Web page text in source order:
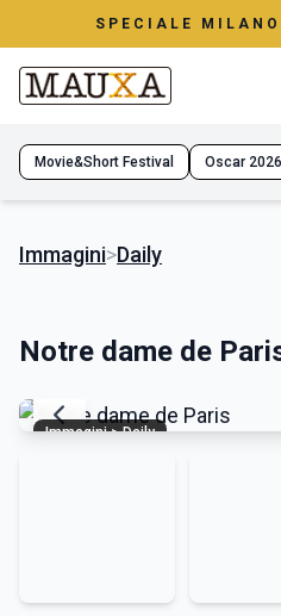
SPECIALE
Movie&Short Festival Oscar 2026
Immagini>Daily
Notre dame de
Immagini > Daily